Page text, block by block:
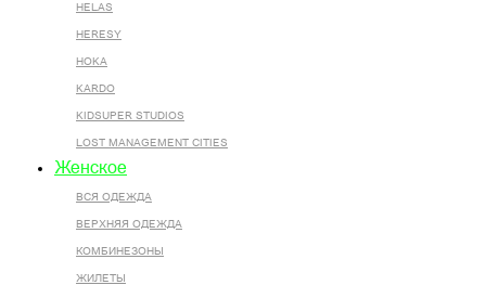
HELAS
HERESY
HOKA
KARDO
KIDSUPER STUDIOS
LOST MANAGEMENT CITIES
Женское
ВСЯ ОДЕЖДА
ВЕРХНЯЯ ОДЕЖДА
КОМБИНЕЗОНЫ
ЖИЛЕТЫ